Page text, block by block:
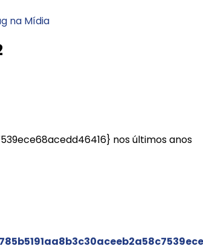
na Mídia
nos últimos anos